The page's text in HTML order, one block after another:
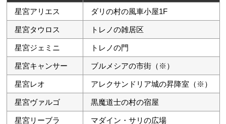
星宮アリエス ダリの村の風車小屋1F
星宮タウロス トレノの雑居区
星宮ジェミニ トレノの門
星宮キャンサー ブルメシアの市街（※）
星宮レオ アレクサンドリア城の昇降室（※）
星宮ヴァルゴ 黒魔道士の村の宿屋
星宮リーブラ マダイン・サリの広場